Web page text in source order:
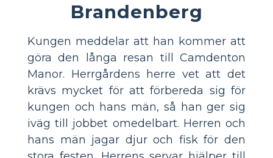
Brandenberg
Kungen meddelar att han kommer att
göra den långa resan till Camdenton
Manor. Herrgårdens herre vet att det
krävs mycket för att förbereda sig för
kungen och hans män, så han ger sig
iväg till jobbet omedelbart. Herren och
hans män jagar djur och fisk för den